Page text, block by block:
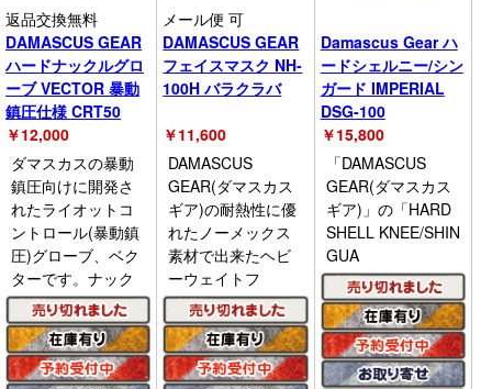
返品交換無料
DAMASCUS GEAR
ハードナックルグロ
ーブ VECTOR 暴動
鎮圧仕様 CRT50
￥12,000
ダマスカスの暴動
鎮圧向けに開発さ
れたライオットコ
ントロール(暴動鎮
圧)グローブ、ベク
ターです。ナック
メール便 可
DAMASCUS GEAR
フェイスマスク NH-
100H バラクラバ
￥11,600
DAMASCUS
GEAR(ダマスカス
ギア)の耐熱性に優
れたノーメックス
素材で出来たヘビ
ーウェイトフ
Damascus Gear ハ
ードシェルニー/シン
ガード IMPERIAL
DSG-100
￥15,800
「DAMASCUS
GEAR(ダマスカス
ギア)」の「HARD
SHELL KNEE/SHIN
GUA